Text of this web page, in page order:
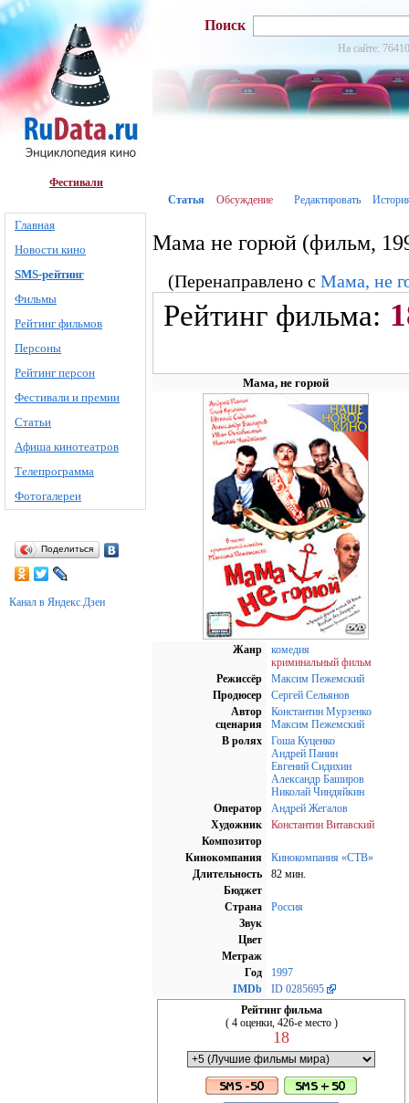
Фестивали
Главная
Новости кино
SMS-рейтинг
Фильмы
Рейтинг фильмов
Персоны
Рейтинг персон
Фестивали и премии
Статьи
Афиша кинотеатров
Телепрограмма
Фотогалереи
Поделиться
Канал в Яндекс.Дзен
Поиск
На сайте:
Статья Обсуждение Редактировать
Мама не горюй (фильм,
(Перенаправлено с Мама, не
Рейтинг фильма:
Мама, не горюй
Жанр
комедия
криминальный фильм
Режиссёр
Максим Пежемский
Продюсер
Сергей Сельянов
Автор
сценария
Константин Мурзенко
Максим Пежемский
В ролях
Гоша Куценко
Андрей Панин
Евгений Сидихин
Александр Баширов
Николай Чиндяйкин
Оператор
Андрей Жегалов
Художник
Константин Витавский
Композитор
Кинокомпания
Кинокомпания «СТВ»
Длительность
82 мин.
Бюджет
Страна
Россия
Звук
Цвет
Метраж
Год
1997
IMDb
ID 0285695
Рейтинг фильма
( 4 оценки, 426-е место )
18